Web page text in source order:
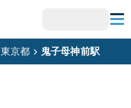
東京都 鬼子母神前駅